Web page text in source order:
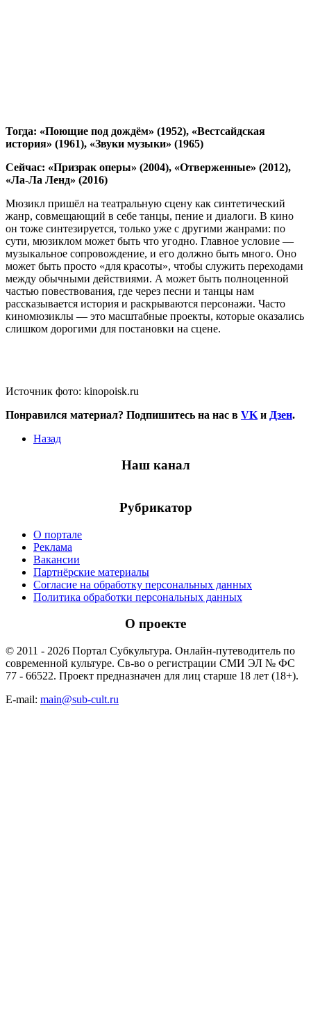
Тогда: «Поющие под дождём» (1952), «Вестсайдская
история» (1961), «Звуки музыки» (1965)
Сейчас: «Призрак оперы» (2004), «Отверженные» (2012),
«Ла-Ла Ленд» (2016)
Мюзикл пришёл на театральную сцену как синтетический
жанр, совмещающий в себе танцы, пение и диалоги. В кино
он тоже синтезируется, только уже с другими жанрами: по
сути, мюзиклом может быть что угодно. Главное условие —
музыкальное сопровождение, и его должно быть много. Оно
может быть просто «для красоты», чтобы служить переходами
между обычными действиями. А может быть полноценной
частью повествования, где через песни и танцы нам
рассказывается история и раскрываются персонажи. Часто
киномюзиклы — это масштабные проекты, которые оказались
слишком дорогими для постановки на сцене.
Источник фото: kinopoisk.ru
Понравился материал? Подпишитесь на нас в VK и Дзен.
Назад
Наш канал
Рубрикатор
О портале
Реклама
Вакансии
Партнёрские материалы
Согласие на обработку персональных данных
Политика обработки персональных данных
О проекте
© 2011 - 2026 Портал Субкультура. Онлайн-путеводитель по
современной культуре. Св-во о регистрации СМИ ЭЛ № ФС
77 - 66522. Проект предназначен для лиц старше 18 лет (18+).
E-mail: main@sub-cult.ru